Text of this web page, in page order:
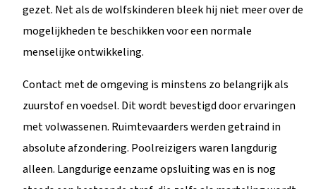
gezet. Net als de wolfskinderen bleek hij niet meer over de
mogelijkheden te beschikken voor een normale
menselijke ontwikkeling.
Contact met de omgeving is minstens zo belangrijk als
zuurstof en voedsel. Dit wordt bevestigd door ervaringen
met volwassenen. Ruimtevaarders werden getraind in
absolute afzondering. Poolreizigers waren langdurig
alleen. Langdurige eenzame opsluiting was en is nog